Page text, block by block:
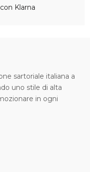
Klarna
sartoriale italiana a
uno stile di alta
in ogni